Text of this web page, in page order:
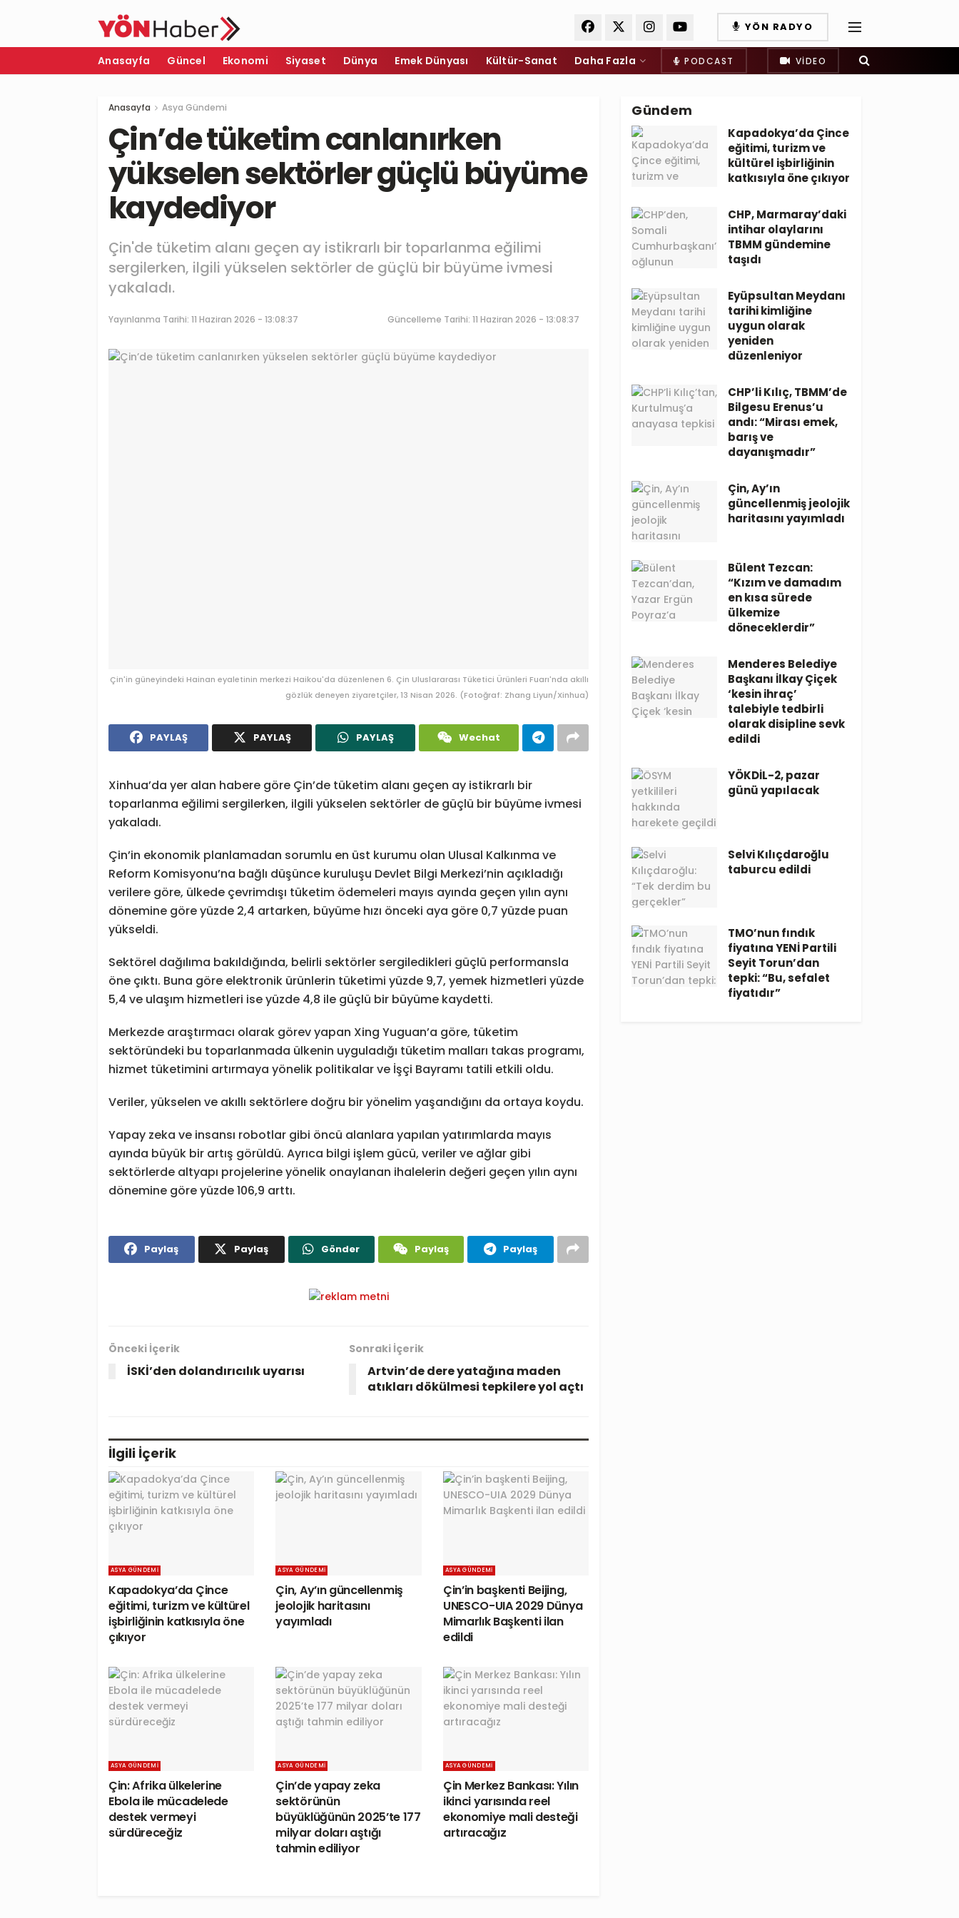
YÖN RADYO
Anasayfa Güncel Ekonomi Siyaset Dünya Emek Dünyası Kültür-Sanat Daha Fazla PODCAST VIDEO
Anasayfa Asya Gündemi
Çin’de tüketim canlanırken
yükselen sektörler güçlü büyüme
kaydediyor
Çin'de tüketim alanı geçen ay istikrarlı bir toparlanma eğilimi
sergilerken, ilgili yükselen sektörler de güçlü bir büyüme ivmesi
yakaladı.
Yayınlanma Tarihi: 11 Haziran 2026 - 13:08:37 Güncelleme Tarihi: 11 Haziran 2026 - 13:08:37
Çin'in güneyindeki Hainan eyaletinin merkezi Haikou'da düzenlenen 6. Çin Uluslararası Tüketici Ürünleri Fuarı'nda akıllı
gözlük deneyen ziyaretçiler, 13 Nisan 2026. (Fotoğraf: Zhang Liyun/Xinhua)
PAYLAŞ PAYLAŞ PAYLAŞ Wechat
Xinhua’da yer alan habere göre Çin’de tüketim alanı geçen ay istikrarlı bir
toparlanma eğilimi sergilerken, ilgili yükselen sektörler de güçlü bir büyüme ivmesi
yakaladı.
Çin’in ekonomik planlamadan sorumlu en üst kurumu olan Ulusal Kalkınma ve
Reform Komisyonu’na bağlı düşünce kuruluşu Devlet Bilgi Merkezi’nin açıkladığı
verilere göre, ülkede çevrimdışı tüketim ödemeleri mayıs ayında geçen yılın aynı
dönemine göre yüzde 2,4 artarken, büyüme hızı önceki aya göre 0,7 yüzde puan
yükseldi.
Sektörel dağılıma bakıldığında, belirli sektörler sergiledikleri güçlü performansla
öne çıktı. Buna göre elektronik ürünlerin tüketimi yüzde 9,7, yemek hizmetleri yüzde
5,4 ve ulaşım hizmetleri ise yüzde 4,8 ile güçlü bir büyüme kaydetti.
Merkezde araştırmacı olarak görev yapan Xing Yuguan’a göre, tüketim
sektöründeki bu toparlanmada ülkenin uyguladığı tüketim malları takas programı,
hizmet tüketimini artırmaya yönelik politikalar ve İşçi Bayramı tatili etkili oldu.
Veriler, yükselen ve akıllı sektörlere doğru bir yönelim yaşandığını da ortaya koydu.
Yapay zeka ve insansı robotlar gibi öncü alanlara yapılan yatırımlarda mayıs
ayında büyük bir artış görüldü. Ayrıca bilgi işlem gücü, veriler ve ağlar gibi
sektörlerde altyapı projelerine yönelik onaylanan ihalelerin değeri geçen yılın aynı
dönemine göre yüzde 106,9 arttı.
Paylaş Paylaş Gönder Paylaş Paylaş
Önceki İçerik
İSKİ’den dolandırıcılık uyarısı
Sonraki İçerik
Artvin’de dere yatağına maden
atıkları dökülmesi tepkilere yol açtı
İlgili İçerik
ASYA GÜNDEMI
Kapadokya’da Çince
eğitimi, turizm ve kültürel
işbirliğinin katkısıyla öne
çıkıyor
ASYA GÜNDEMI
Çin, Ay’ın güncellenmiş
jeolojik haritasını
yayımladı
ASYA GÜNDEMI
Çin’in başkenti Beijing,
UNESCO-UIA 2029 Dünya
Mimarlık Başkenti ilan
edildi
ASYA GÜNDEMI
Çin: Afrika ülkelerine
Ebola ile mücadelede
destek vermeyi
sürdüreceğiz
ASYA GÜNDEMI
Çin’de yapay zeka
sektörünün
büyüklüğünün 2025’te 177
milyar doları aştığı
tahmin ediliyor
ASYA GÜNDEMI
Çin Merkez Bankası: Yılın
ikinci yarısında reel
ekonomiye mali desteği
artıracağız
Gündem
Kapadokya’da Çince
eğitimi, turizm ve
kültürel işbirliğinin
katkısıyla öne çıkıyor
CHP, Marmaray’daki
intihar olaylarını
TBMM gündemine
taşıdı
Eyüpsultan Meydanı
tarihi kimliğine
uygun olarak
yeniden
düzenleniyor
CHP’li Kılıç, TBMM’de
Bilgesu Erenus’u
andı: “Mirası emek,
barış ve
dayanışmadır”
Çin, Ay’ın
güncellenmiş jeolojik
haritasını yayımladı
Bülent Tezcan:
“Kızım ve damadım
en kısa sürede
ülkemize
döneceklerdir”
Menderes Belediye
Başkanı İlkay Çiçek
‘kesin ihraç’
talebiyle tedbirli
olarak disipline sevk
edildi
YÖKDİL-2, pazar
günü yapılacak
Selvi Kılıçdaroğlu
taburcu edildi
TMO’nun fındık
fiyatına YENİ Partili
Seyit Torun’dan
tepki: “Bu, sefalet
fiyatıdır”